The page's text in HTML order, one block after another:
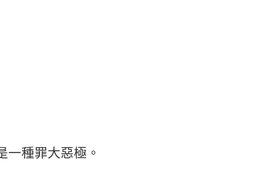
一種罪大惡極。